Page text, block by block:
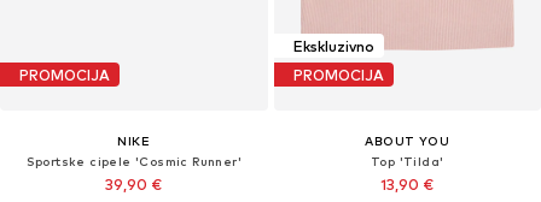
PROMOCIJA
NIKE
Sportske cipele 'Cosmic Runner'
39,90 €
Ekskluzivno
PROMOCIJA
ABOUT YOU
Top 'Tilda'
13,90 €